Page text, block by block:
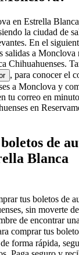
en Estrella
la ciudad de
En el
salidas a Monclova
Chihuahuenses.
, para conocer el
a Monclova y
tu correo en
en
de
Blanca
tus boletos de
sin moverte
de encontrar
comprar tus
forma rápida,